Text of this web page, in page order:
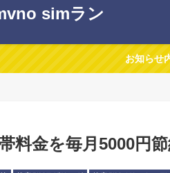
simラン
お知らせ
料金を毎月5000円